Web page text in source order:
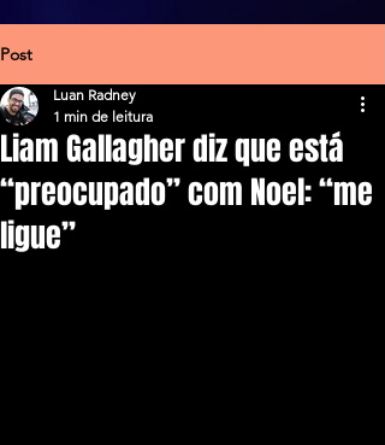
Post
Liam Gallagher diz que está
“preocupado” com Noel: “me
ligue”
Luan Radney
1 min de leitura